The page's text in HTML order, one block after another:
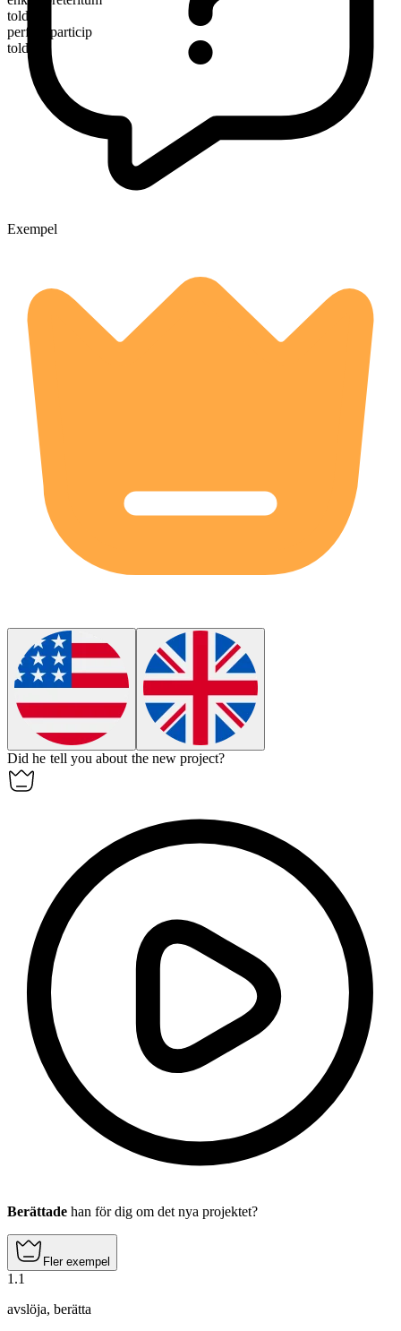
told
perfekt particip
told
Exempel
Did he tell you about the new project?
Berättade han för dig om det nya projektet?
Fler exempel
1 .1
avslöja, berätta